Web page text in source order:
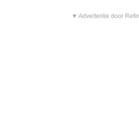
▼ Advertentie door